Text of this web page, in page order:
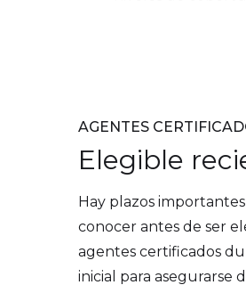
AGENTES
Elegible
Hay plazos
conocer antes de ser
agentes certificados
inicial para asegurarse